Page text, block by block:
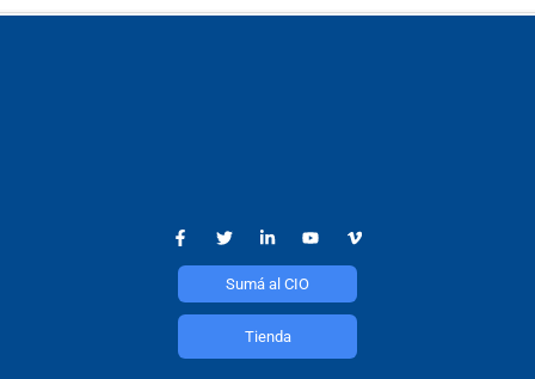
Sumá al CIO
Tienda